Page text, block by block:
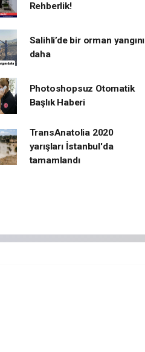
Rehberlik!
Salihli’de bir orman yangını
daha
Photoshopsuz Otomatik
Başlık Haberi
TransAnatolia 2020
yarışları İstanbul'da
tamamlandı